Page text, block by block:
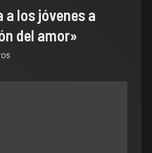
a los jóvenes a
del amor»